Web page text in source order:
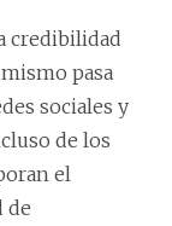
credibilidad
pasa
sociales y
de los
el
de